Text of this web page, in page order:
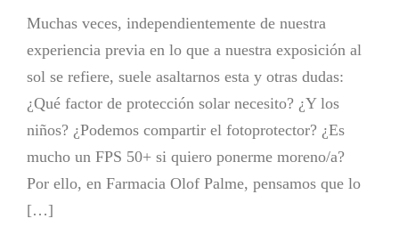
Muchas veces, independientemente de nuestra
experiencia previa en lo que a nuestra exposición al
sol se refiere, suele asaltarnos esta y otras dudas:
¿Qué factor de protección solar necesito? ¿Y los
niños? ¿Podemos compartir el fotoprotector? ¿Es
mucho un FPS 50+ si quiero ponerme moreno/a?
Por ello, en Farmacia Olof Palme, pensamos que lo
[…]